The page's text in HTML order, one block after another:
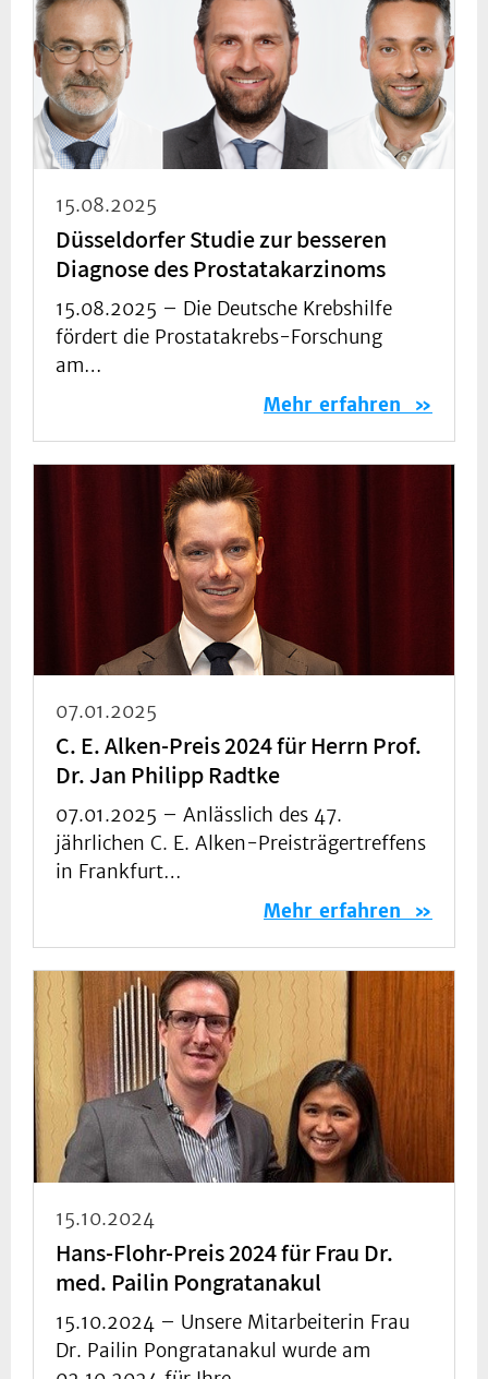
15.08.2025
Düsseldorfer Studie zur besseren
Diagnose des Prostatakarzinoms
15.08.2025 – Die Deutsche Krebshilfe
fördert die Prostatakrebs-Forschung
am…
Mehr erfahren
07.01.2025
C. E. Alken-Preis 2024 für Herrn Prof.
Dr. Jan Philipp Radtke
07.01.2025 – Anlässlich des 47.
jährlichen C. E. Alken-Preisträgertreffens
in Frankfurt…
Mehr erfahren
15.10.2024
Hans-Flohr-Preis 2024 für Frau Dr.
med. Pailin Pongratanakul
15.10.2024 – Unsere Mitarbeiterin Frau
Dr. Pailin Pongratanakul wurde am